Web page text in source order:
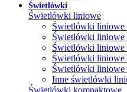
Świetlówki
Świetlówki liniowe
Świetlówki
Świetlówki
Świetlówki
Świetlówki liniowe
Świetlówki liniowe
Inne świetlówki
Świetlówki kompaktowe